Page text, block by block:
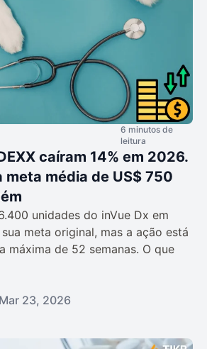
6 minutos de
leitura
caíram 14% em 2026.
meta média de US$ 750
unidades do inVue Dx em
meta original, mas a ação está
máxima de 52 semanas. O que
Mar 23, 2026